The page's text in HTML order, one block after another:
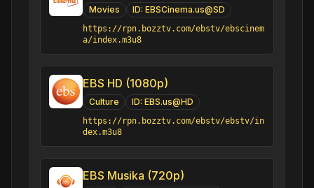
Movies ID: EBSCinema.us@SD
https://rpn.bozztv.com/ebstv/ebscinem
a/index.m3u8
EBS HD (1080p)
Culture ID: EBS.us@HD
https://rpn.bozztv.com/ebstv/ebstv/in
dex.m3u8
EBS Musika (720p)